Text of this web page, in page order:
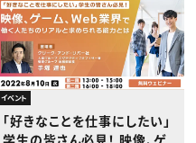
イベント
「好きなことを仕事にしたい」